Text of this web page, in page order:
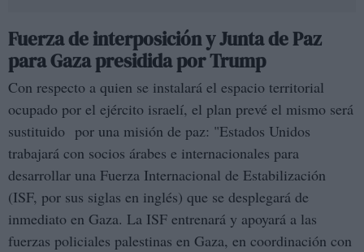
Fuerza de interposición y Junta de Paz
para Gaza presidida por Trump
Con respecto a quien se instalará el espacio territorial
ocupado por el ejército israelí, el plan prevé el mismo será
sustituido por una misión de paz: "Estados Unidos
trabajará con socios árabes e internacionales para
desarrollar una Fuerza Internacional de Estabilización
(ISF, por sus siglas en inglés) que se desplegará de
inmediato en Gaza. La ISF entrenará y apoyará a las
fuerzas policiales palestinas en Gaza, en coordinación con